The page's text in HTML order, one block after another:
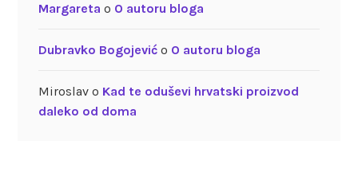
Margareta o O autoru bloga
Dubravko Bogojevićo O autoru bloga
Miroslavo Kad te oduševi hrvatski proizvod
daleko od doma